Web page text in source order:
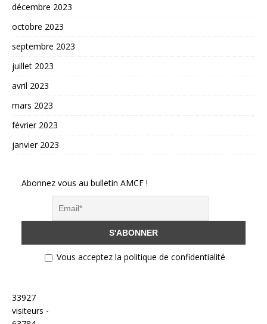
décembre 2023
octobre 2023
septembre 2023
juillet 2023
avril 2023
mars 2023
février 2023
janvier 2023
Abonnez vous au bulletin AMCF !
Vous acceptez la politique de confidentialité
33927
visiteurs -